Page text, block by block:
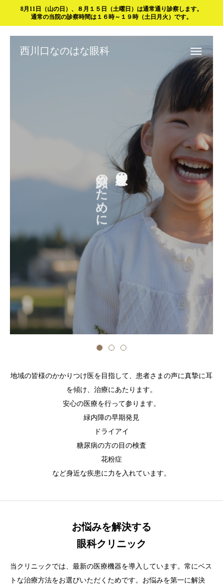
8月11日（山の日）、８月１５日（土曜日）は通常通り診察します。
通常の当院の診察時間は１６時～１９時（土日月火）です。
西川口なのはな眼科
患者様の
笑顔のために
地域の皆様のかかりつけ医を目指して、患者さまの声に真摯に耳
を傾け、治療にあたります。
安心の医療を行って参ります。
緑内障の早期発見
ドライアイ
糖尿病の方の目の検査
花粉症
など身近な疾患に力を入れています。
お悩みを解決する
眼科クリニック
当クリニックでは、最新の医療機器を導入しています。常にベス
トな治療方法をお選びいただくためです。お悩みを第一に解決
西川口なのはな眼科
TEL.FAX.048-229-1239 予約制ではございません。受付順に診察いたします。